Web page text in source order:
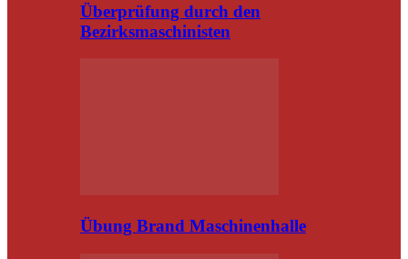
Überprüfung durch den
Bezirksmaschinisten
Übung Brand Maschinenhalle